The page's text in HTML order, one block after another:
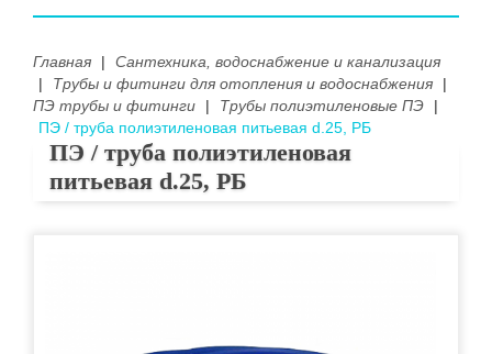
Главная |
Сантехника, водоснабжение и канализация
|
Трубы и фитинги для отопления и водоснабжения
|
ПЭ трубы и фитинги
| Трубы полиэтиленовые ПЭ
|
ПЭ / труба полиэтиленовая питьевая d.25, РБ
ПЭ / труба полиэтиленовая
питьевая d.25, РБ